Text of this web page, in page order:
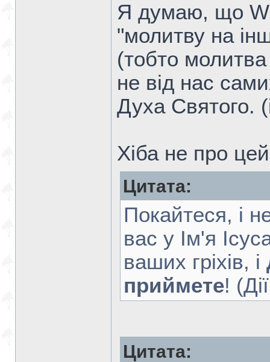
Я думаю, що
"молитву на
(тобто
не від нас
Духа Святого.
Хіба не про
Цитата:
Покайтеся, і
вас у Ім'я
ваших гріхів, і
приймете!
Цитата: